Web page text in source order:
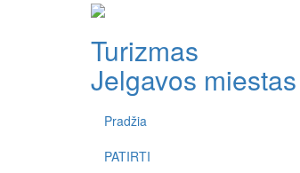
Turizmas
Jelgavos miestas
Pradžia
PATIRTI